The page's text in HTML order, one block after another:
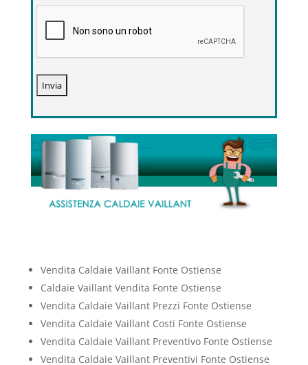
Vendita Caldaie Vaillant Fonte Ostiense
Caldaie Vaillant Vendita Fonte Ostiense
Vendita Caldaie Vaillant Prezzi Fonte Ostiense
Vendita Caldaie Vaillant Costi Fonte Ostiense
Vendita Caldaie Vaillant Preventivo Fonte Ostiense
Vendita Caldaie Vaillant Preventivi Fonte Ostiense